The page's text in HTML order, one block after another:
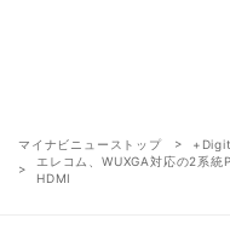
マイナビニューストップ
エレコム、WUXGA対応の2系
HDMI